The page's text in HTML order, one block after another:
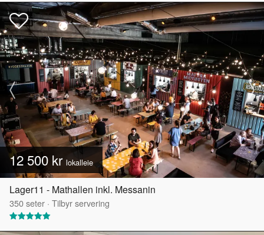
12 500 kr lokalleie
Lager11 - Mathallen inkl. Messanin
350seter · Tilbyr servering